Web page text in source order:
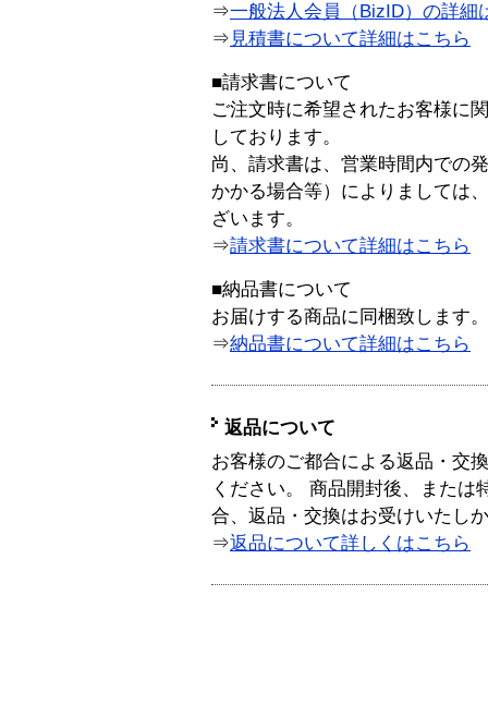
⇒一般法人会員（BizID）の詳細
⇒ 見積書について詳細はこちら
■請求書について
ご注文時に希望されたお客様に
しております。
尚、請求書は、営業時間内での
かかる場合等）によりましては
ざいます。
⇒請求書について詳細はこちら
■納品書について
お届けする商品に同梱致します。
⇒納品書について詳細はこちら
返品について
お客様のご都合による返品・交
ください。 商品開封後、または
合、返品・交換はお受けいたし
⇒返品について詳しくはこちら